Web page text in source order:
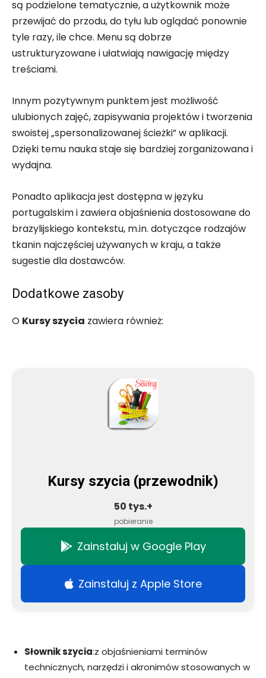
są podzielone tematycznie, a użytkownik może
przewijać do przodu, do tyłu lub oglądać ponownie
tyle razy, ile chce. Menu są dobrze
ustrukturyzowane i ułatwiają nawigację między
treściami.
Innym pozytywnym punktem jest możliwość
ulubionych zajęć, zapisywania projektów i tworzenia
swoistej „spersonalizowanej ścieżki” w aplikacji.
Dzięki temu nauka staje się bardziej zorganizowana i
wydajna.
Ponadto aplikacja jest dostępna w języku
portugalskim i zawiera objaśnienia dostosowane do
brazylijskiego kontekstu, m.in. dotyczące rodzajów
tkanin najczęściej używanych w kraju, a także
sugestie dla dostawców.
Dodatkowe zasoby
O Kursy szycia zawiera również:
Kursy szycia (przewodnik)
50 tys.+
pobieranie
Zainstaluj w Google Play
Zainstaluj z Apple Store
Słownik szycia:z objaśnieniami terminów
technicznych, narzędzi i akronimów stosowanych w